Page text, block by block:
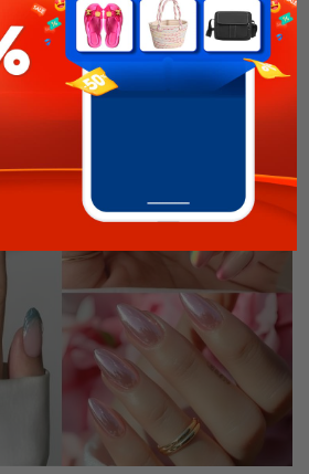
phiên bản holographic ombre –
sắc kim ánh cầu vồng từ gốc
vẻ hiện đại, sành điệu.